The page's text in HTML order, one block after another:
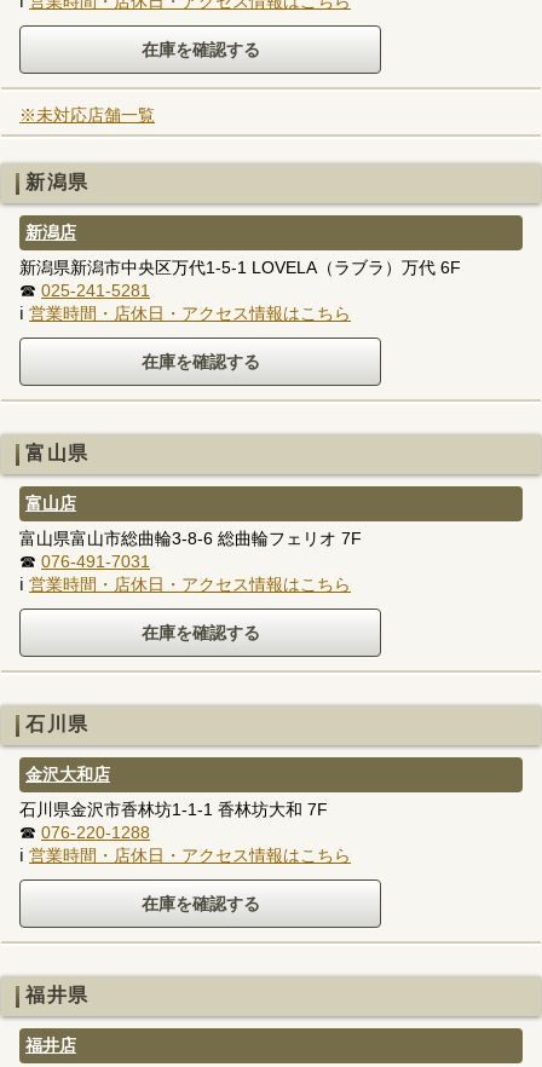
※未対応店舗一覧
新潟県
新潟店
新潟県新潟市中央区万代1-5-1 LOVELA（ラブラ）万代 6F
☎ 025-241-5281
ℹ 営業時間・店休日・アクセス情報はこちら
富山県
富山店
富山県富山市総曲輪3-8-6 総曲輪フェリオ 7F
☎ 076-491-7031
ℹ 営業時間・店休日・アクセス情報はこちら
石川県
金沢大和店
石川県金沢市香林坊1-1-1 香林坊大和 7F
☎ 076-220-1288
ℹ 営業時間・店休日・アクセス情報はこちら
福井県
福井店